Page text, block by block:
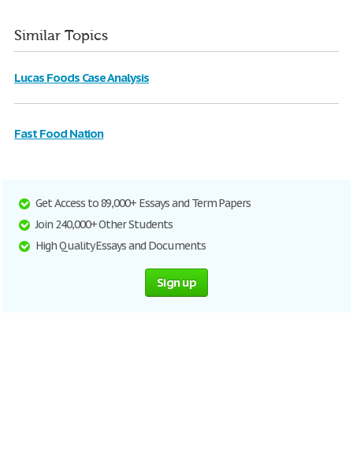
Similar Topics
Lucas Foods Case Analysis
Fast Food Nation
Get Access to 89,000+ Essays and Term Papers
Join 240,000+ Other Students
High Quality Essays and Documents
Sign up